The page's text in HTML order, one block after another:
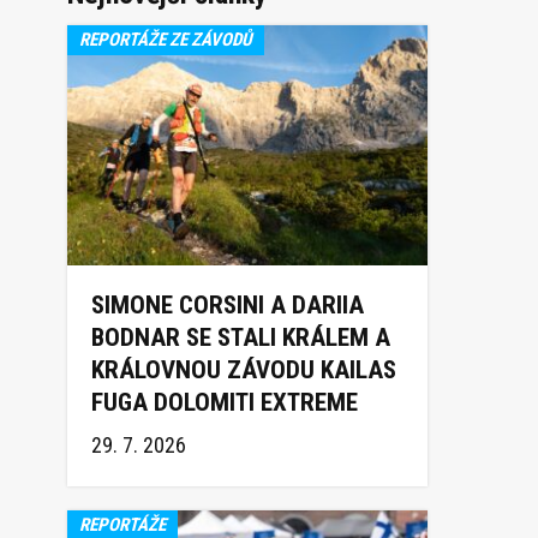
REPORTÁŽE ZE ZÁVODŮ
SIMONE CORSINI A DARIIA
BODNAR SE STALI KRÁLEM A
KRÁLOVNOU ZÁVODU KAILAS
FUGA DOLOMITI EXTREME
TRAIL 2026
29. 7. 2026
REPORTÁŽE